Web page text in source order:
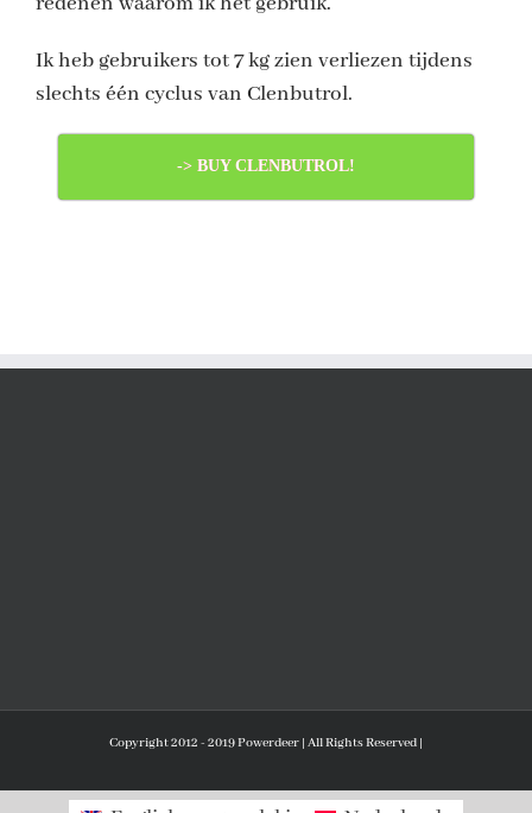
Ik heb gebruikers tot 7 kg zien verliezen tijdens
slechts één cyclus van Clenbutrol.
-> BUY CLENBUTROL!
Copyright 2012 - 2019 Powerdeer | All Rights Reserved |